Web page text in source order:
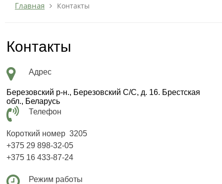
Заказать звонок
Главная Контакты
Контакты
Адрес
Березовский р-н., Березовский С/С, д. 16. Брестская
обл., Беларусь
Телефон
Короткий номер 3205
+375 29 898-32-05
+375 16 433-87-24
Режим работы